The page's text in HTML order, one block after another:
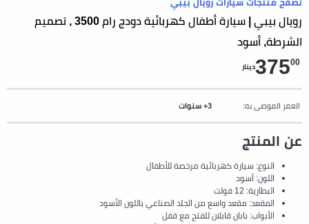
تصفح منتجات سيارات رويال بيبي
رويال بيبي | سيارة أطفال كهربائية دودج رام 3500 , تصميم
الشرطة, أسود
37500 دينار
العمر الموصى به: 3+ سنوات
عن المنتج
النوع: سيارة كهربائية مرخصة للأطفال
اللون: أسود
البطارية: 12 فولت
المقعد: مقعد واسع من الجلد الصناعي باللون الأسود
الأبواب: بابان قابلان للفتح مع قفل